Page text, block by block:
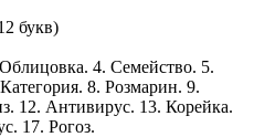
4. Семейство. 5.
8. Розмарин. 9.
12. Антивирус. 13. Корейка.
17. Рогоз.